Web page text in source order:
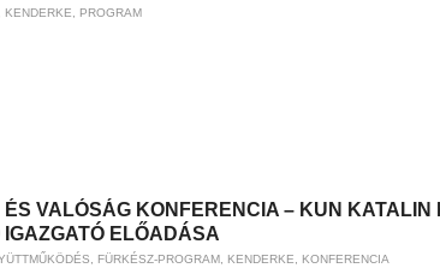
KENDERKE, PROGRAM
VALÓSÁG KONFERENCIA – KUN
ELŐADÁSA
, FÜRKÉSZ-PROGRAM, KENDERKE, KONFERENCIA